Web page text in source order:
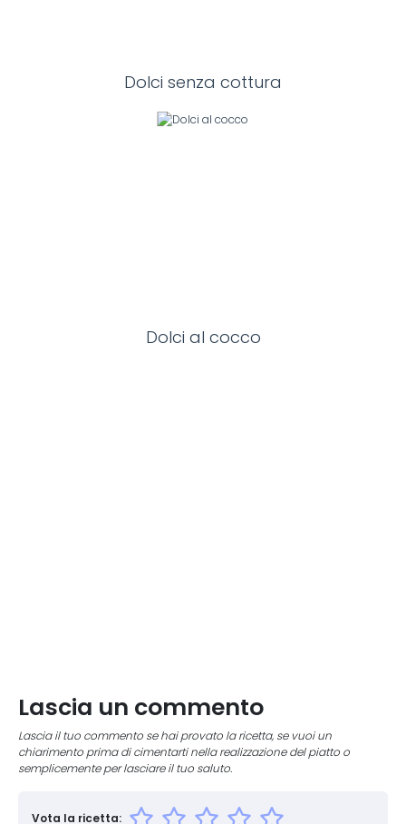
Dolci senza cottura
Dolci al cocco
Lascia un commento
Lascia il tuo commento se hai provato la ricetta, se vuoi un
chiarimento prima di cimentarti nella realizzazione del piatto o
semplicemente per lasciare il tuo saluto.
Vota la ricetta: